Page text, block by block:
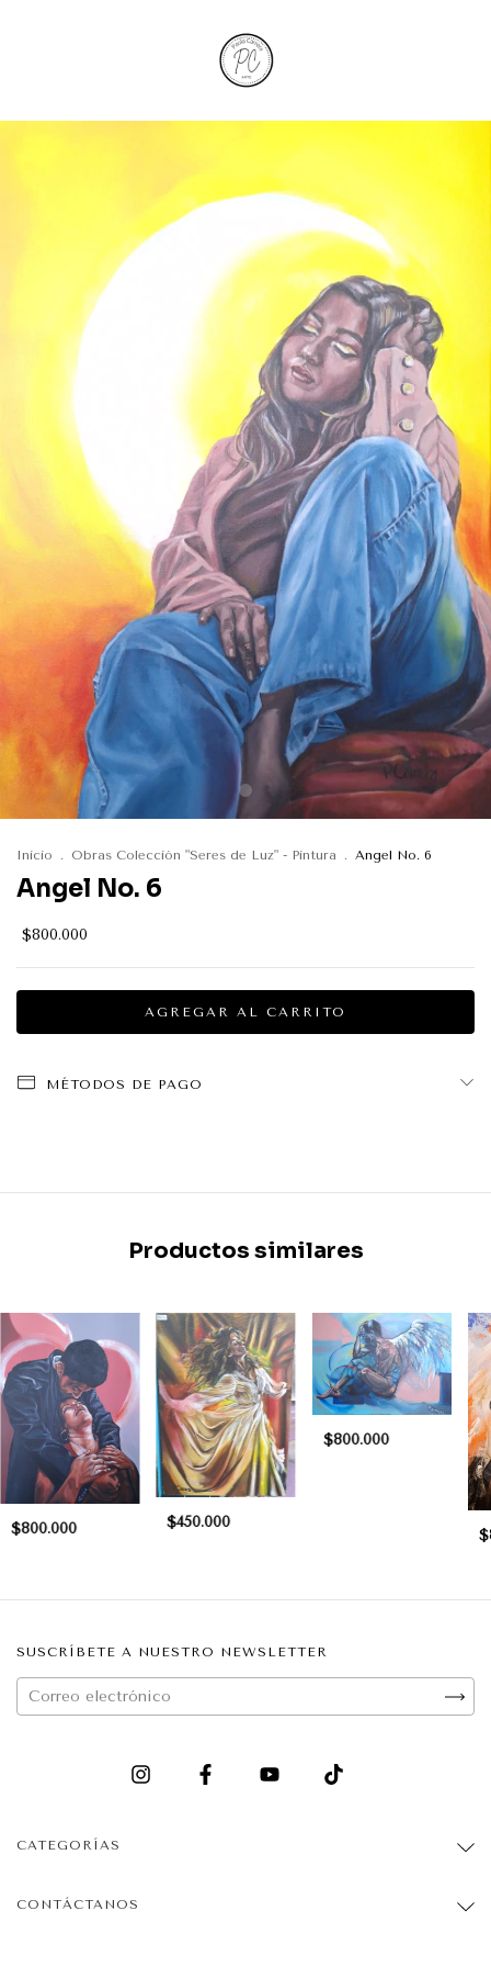
Inicio Obras Colección "Seres de Luz" - Pintura Angel No. 6
Angel No. 6
$800.000
MÉTODOS DE PAGO
Productos similares
$800.000 $450.000
$800.000
SUSCRÍBETE A NUESTRO NEWSLETTER
CATEGORÍAS
CONTÁCTANOS